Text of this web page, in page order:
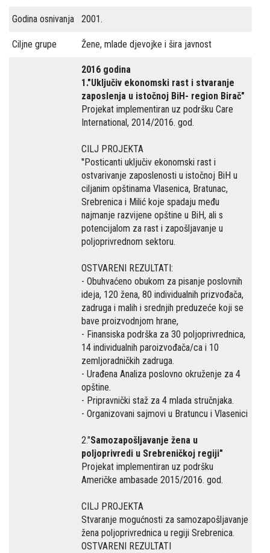
Godina osnivanja 2001.
Ciljne grupe Žene, mlade djevojke i šira javnost
2016 godina
1."Uključiv ekonomski rast i stvaranje
zaposlenja u istočnoj BiH- region Birač"
Projekat implementiran uz podršku Care
International, 2014/2016. god.
CILJ PROJEKTA
''Posticanti uključiv ekonomski rast i
ostvarivanje zaposlenosti u istočnoj BiH u
ciljanim opštinama Vlasenica, Bratunac,
Srebrenica i Milić koje spadaju među
najmanje razvijene opštine u BiH, ali s
potencijalom za rast i zapošljavanje u
poljoprivrednom sektoru.
OSTVARENI REZULTATI:
- Obuhvaćeno obukom za pisanje poslovnih
ideja, 120 žena, 80 individualnih prizvođača,
zadruga i malih i srednjih preduzeće koji se
bave proizvodnjom hrane,
- Finansiska podrška za 30 poljoprivrednica,
14 individualnih paroizvođača/ca i 10
zemljoradničkih zadruga.
- Urađena Analiza poslovno okruženje za 4
opštine.
- Pripravnički staž za 4 mlada stručnjaka.
- Organizovani sajmovi u Bratuncu i Vlasenici
2."Samozapošljavanje žena u
poljoprivredi u Srebreničkoj regiji"
Projekat implementiran uz podršku
Američke ambasade 2015/2016. god.
CILJ PROJEKTA
Stvaranje mogućnosti za samozapošljavanje
žena poljoprivrednica u regiji Srebrenica.
OSTVARENI REZULTATI